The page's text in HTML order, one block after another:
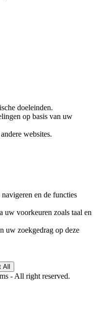
doeleinden.
op basis van uw
websites.
en de functies
uw voorkeuren zoals taal en
uw zoekgedrag op deze
- All right reserved.